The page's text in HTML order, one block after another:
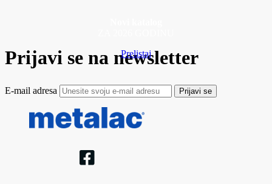
Prelistaj
Prijavi se na newsletter
E-mail adresa Prijavi se